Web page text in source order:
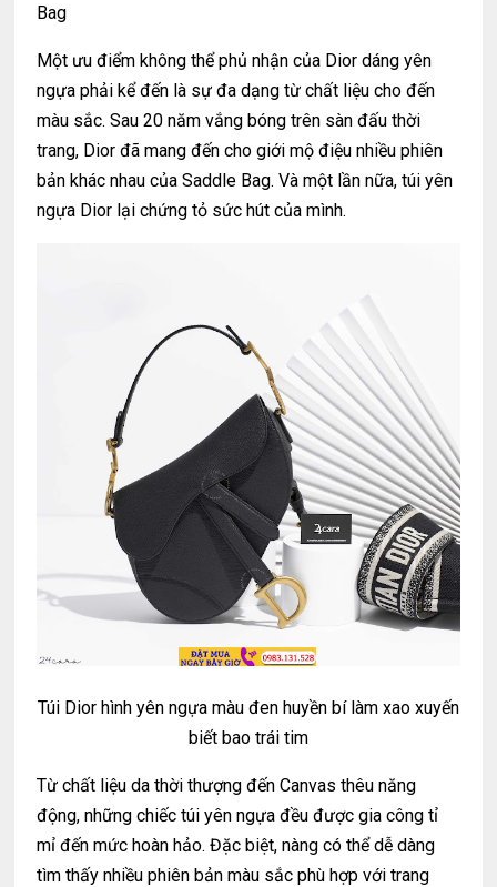
Bag
Một ưu điểm không thể phủ nhận của Dior dáng yên
ngựa phải kể đến là sự đa dạng từ chất liệu cho đến
màu sắc. Sau 20 năm vắng bóng trên sàn đấu thời
trang, Dior đã mang đến cho giới mộ điệu nhiều phiên
bản khác nhau của Saddle Bag. Và một lần nữa, túi yên
ngựa Dior lại chứng tỏ sức hút của mình.
Túi Dior hình yên ngựa màu đen huyền bí làm xao xuyến
biết bao trái tim
Từ chất liệu da thời thượng đến Canvas thêu năng
động, những chiếc túi yên ngựa đều được gia công tỉ
mỉ đến mức hoàn hảo. Đặc biệt, nàng có thể dễ dàng
tìm thấy nhiều phiên bản màu sắc phù hợp với trang